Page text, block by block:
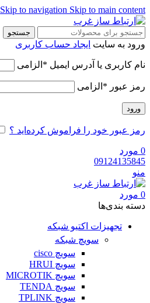
Skip to navigation Skip to main content
جستجو
ورود به سایت ایجاد حساب کاربری
نام کاربری یا آدرس ایمیل * الزامی
رمز عبور * الزامی
ورود
رمز عبور خود را فراموش کرده‌اید ؟
0 مورد
09124135845
منو
0 مورد
دسته‌ بندی‌ها
تجهیزات اکتیو شبکه
سویچ شبکه
سویچ cisco
سویچ HRUI
سویچ MICROTIK
سویچ TENDA
سویچ TPLINK